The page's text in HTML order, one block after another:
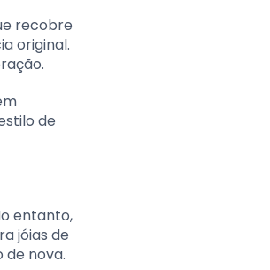
recobre
original.
de
entanto,
jóias de
nova.